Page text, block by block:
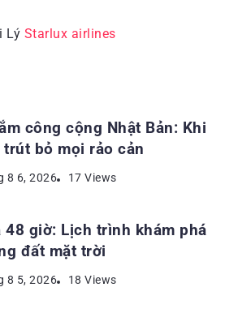
Lý Starlux airlines
công cộng Nhật Bản: Khi
trút bỏ mọi rảo cản
8 6, 2026 17 Views
DU LỊCH NHẬT BẢN
48 giờ: Lịch trình khám phá
đất mặt trời
8 5, 2026 18 Views
DU LỊCH NHẬT BẢN